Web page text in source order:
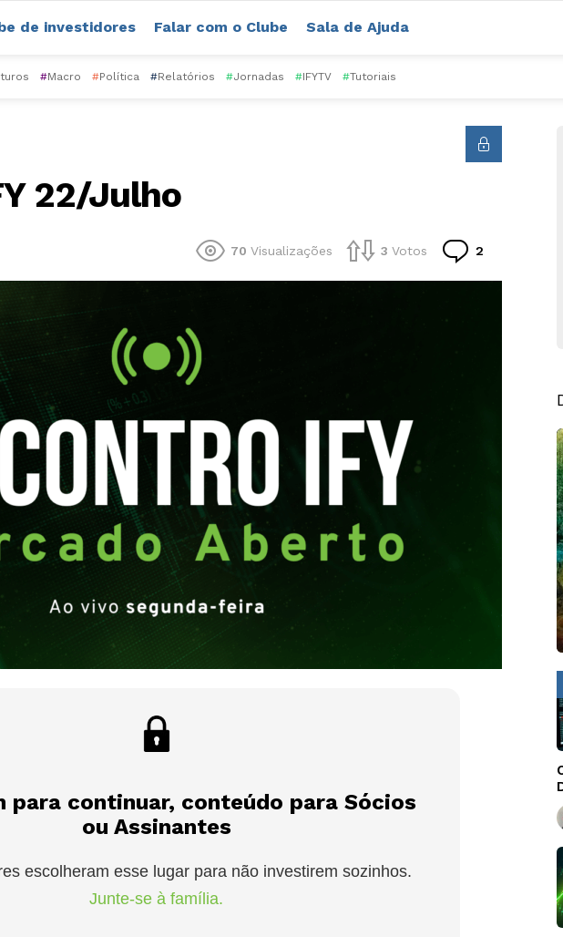
de investidores Falar com o Clube Sala de Ajuda
#Macro #Política #Relatórios #Jornadas #IFYTV #Tutoriais
22/Julho
70 Visualizações 3 Votos 2
para continuar, conteúdo para Sócios
ou Assinantes
escolheram esse lugar para não investirem sozinhos.
Junte-se à família.